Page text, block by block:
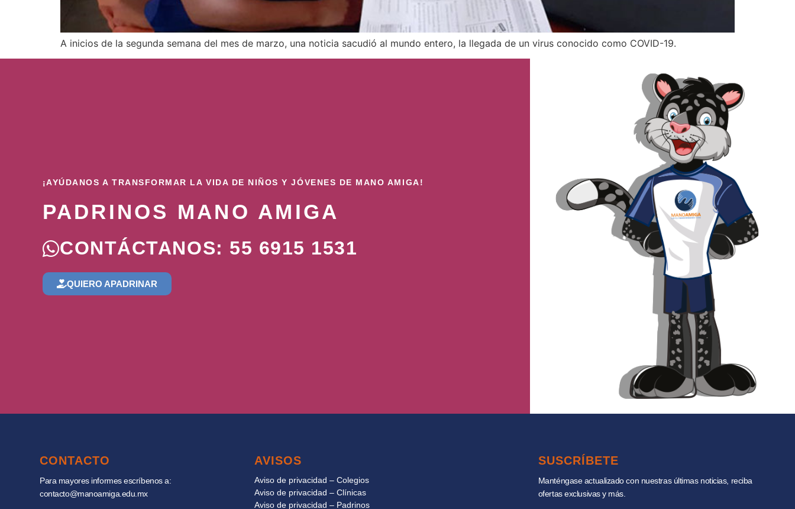
A inicios de la segunda semana del mes de marzo, una noticia sacudió al mundo entero, la llegada de un virus conocido como COVID-19.
¡AYÚDANOS A TRANSFORMAR LA VIDA DE NIÑOS Y JÓVENES DE MANO AMIGA!
PADRINOS MANO AMIGA
CONTÁCTANOS: 55 6915 1531
QUIERO APADRINAR
CONTACTO
Para mayores informes escríbenos a:
contacto@manoamiga.edu.mx
AVISOS
Aviso de privacidad – Colegios
Aviso de privacidad – Clínicas
Aviso de privacidad – Padrinos
SUSCRÍBETE
Manténgase actualizado con nuestras últimas noticias, reciba
ofertas exclusivas y más.